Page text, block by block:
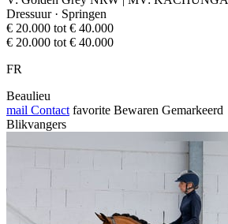
Dressuur · Springen
€ 20.000 tot € 40.000
€ 20.000 tot € 40.000
FR
Beaulieu
mail Contact favorite Bewaren Gemarkeerd
Blikvangers